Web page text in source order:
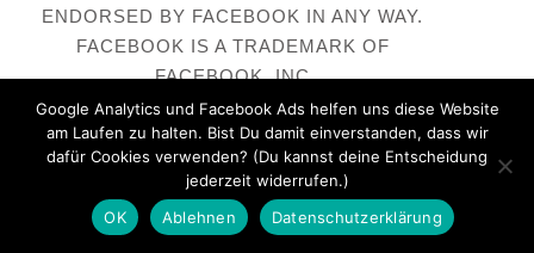
ENDORSED BY FACEBOOK IN ANY WAY.
FACEBOOK IS A TRADEMARK OF
FACEBOOK, INC
Google Analytics und Facebook Ads helfen uns diese Website
am Laufen zu halten. Bist Du damit einverstanden, dass wir
dafür Cookies verwenden? (Du kannst deine Entscheidung
jederzeit widerrufen.)
OK
Ablehnen Datenschutzerklärung